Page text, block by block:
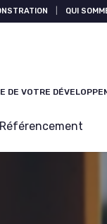
QUI
DE VOTRE
Référencement